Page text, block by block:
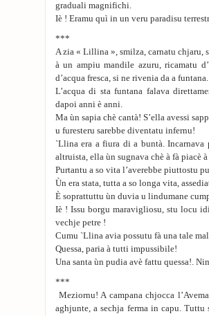
graduali magnifichi.
Iè ! Eramu quì in un veru paradisu
***
A zia « Lillina », smilza, carnatu chjaru,
à un ampiu mandile azuru, ricamatu
d’acqua fresca, si ne rivenia da a funtana.
L’acqua di sta funtana falava
dapoi anni è anni.
Ma ùn sapia chè cantà! S’ella avessi
u furesteru sarebbe diventatu infernu!
`Llina era a fiura di a buntà.
altruista, ella ùn sugnava chè à fà piacè
Purtantu a so vita l’averebbe piuttostu
Ùn era stata, tutta a so longa vita,
È soprattuttu ùn duvia u lindumane
Iè ! Issu borgu maravigliosu, stu locu
vechje petre !
Cumu `Llina avia possutu fà una tale
Quessa, paria à tutti impussibile!
Una santa ùn pudia avè fattu quessa!.
***
Meziornu! A campana chjocca
aghjunte, a sechja ferma in capu.